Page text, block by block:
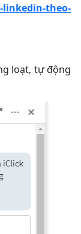
theo-
loạt, tự động